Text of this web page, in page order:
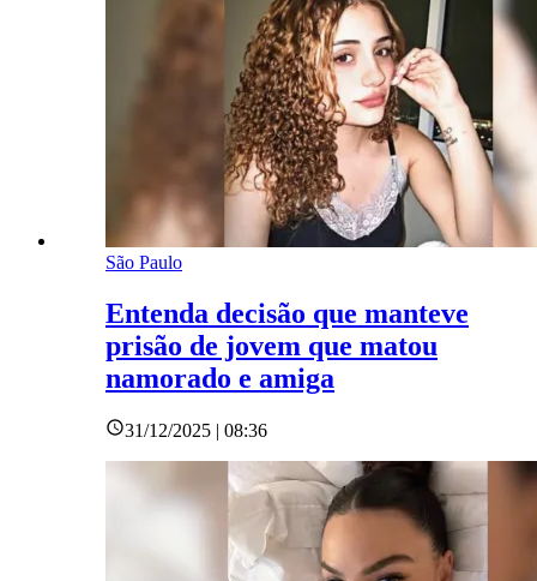
São Paulo
Entenda decisão que manteve
prisão de jovem que matou
namorado e amiga
31/12/2025 | 08:36